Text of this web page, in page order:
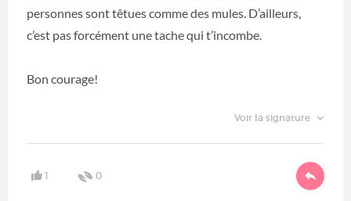
personnes sont têtues comme des mules. D’ailleurs,
c’est pas forcément une tache qui t’incombe.
Bon courage!
Voir la signature
1 0